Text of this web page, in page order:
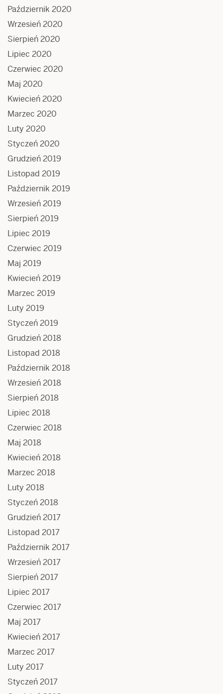
Październik 2020
Wrzesień 2020
Sierpień 2020
Lipiec 2020
Czerwiec 2020
Maj 2020
Kwiecień 2020
Marzec 2020
Luty 2020
Styczeń 2020
Grudzień 2019
Listopad 2019
Październik 2019
Wrzesień 2019
Sierpień 2019
Lipiec 2019
Czerwiec 2019
Maj 2019
Kwiecień 2019
Marzec 2019
Luty 2019
Styczeń 2019
Grudzień 2018
Listopad 2018
Październik 2018
Wrzesień 2018
Sierpień 2018
Lipiec 2018
Czerwiec 2018
Maj 2018
Kwiecień 2018
Marzec 2018
Luty 2018
Styczeń 2018
Grudzień 2017
Listopad 2017
Październik 2017
Wrzesień 2017
Sierpień 2017
Lipiec 2017
Czerwiec 2017
Maj 2017
Kwiecień 2017
Marzec 2017
Luty 2017
Styczeń 2017